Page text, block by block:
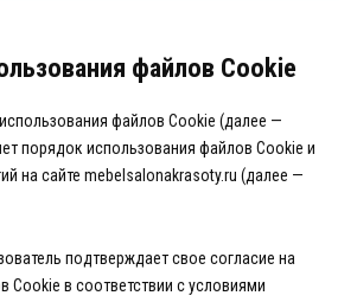
файлов Cookie
файлов Cookie (далее —
порядок использования файлов Cookie и
на сайте mebelsalonakrasoty.ru (далее —
подтверждает свое согласие на
Cookie в соответствии с условиями